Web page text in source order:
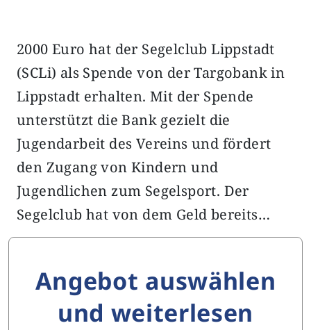
2000 Euro hat der Segelclub Lippstadt
(SCLi) als Spende von der Targobank in
Lippstadt erhalten. Mit der Spende
unterstützt die Bank gezielt die
Jugendarbeit des Vereins und fördert
den Zugang von Kindern und
Jugendlichen zum Segelsport. Der
Segelclub hat von dem Geld bereits…
Angebot auswählen
und weiterlesen